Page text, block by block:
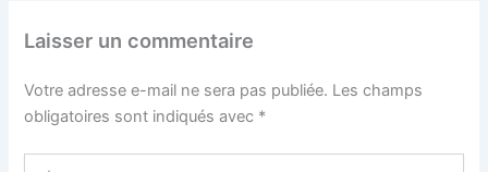
Laisser un commentaire
Votre adresse e-mail ne sera pas publiée. Les champs
obligatoires sont indiqués avec *